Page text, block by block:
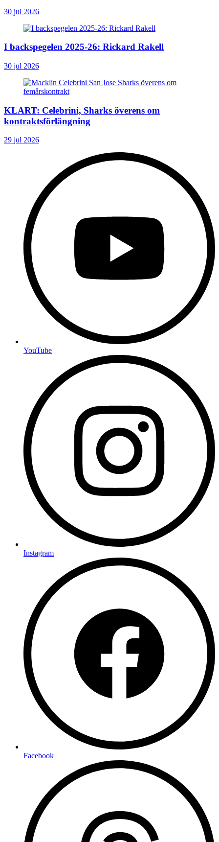
30 jul 2026
I backspegelen 2025-26: Rickard Rakell
30 jul 2026
KLART: Celebrini, Sharks överens om
kontraktsförlängning
29 jul 2026
YouTube
Instagram
Facebook